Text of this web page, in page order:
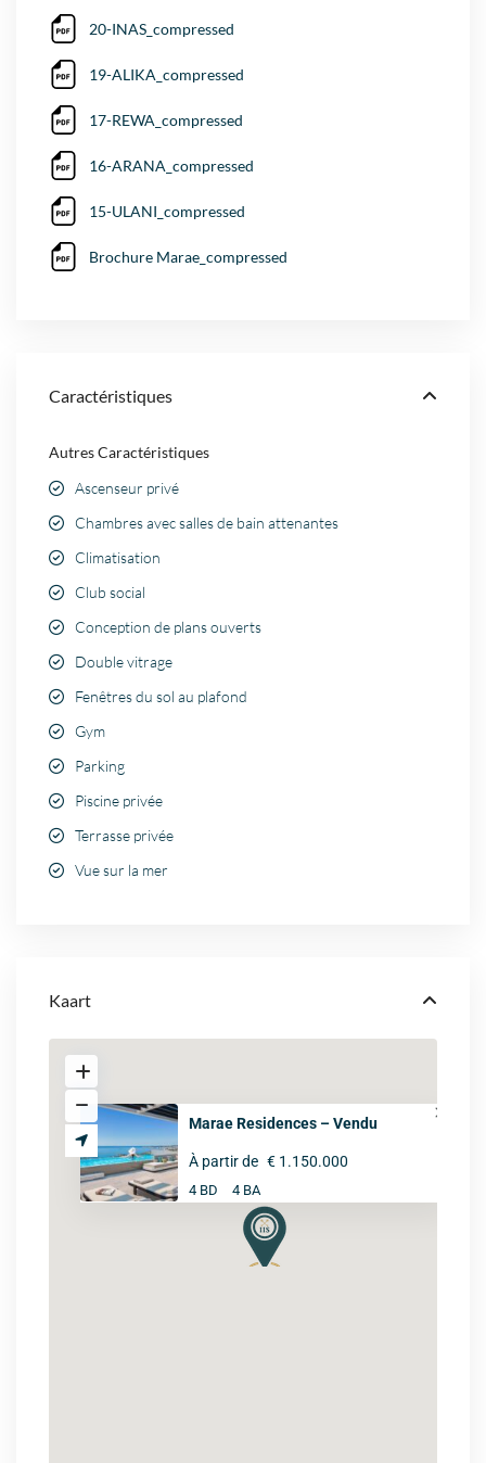
20-INAS_compressed
19-ALIKA_compressed
17-REWA_compressed
16-ARANA_compressed
15-ULANI_compressed
Brochure Marae_compressed
Caractéristiques
Autres Caractéristiques
Ascenseur privé
Chambres avec salles de bain attenantes
Climatisation
Club social
Conception de plans ouverts
Double vitrage
Fenêtres du sol au plafond
Gym
Parking
Piscine privée
Terrasse privée
Vue sur la mer
Kaart
Marae Residences – Vendu
À partir de € 1.150.000
4 BD 4 BA